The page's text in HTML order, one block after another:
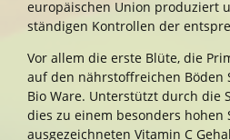
europäischen Union produziert
ständigen Kontrollen der
Vor allem die erste Blüte, die
auf den nährstoffreichen Böden
Bio Ware. Unterstützt durch die
dies zu einem besonders hohen
ausgezeichneten Vitamin C